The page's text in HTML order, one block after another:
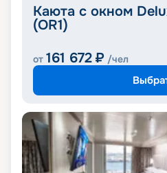
Каюта с окном
(OR1)
от 161 672 ₽ /чел